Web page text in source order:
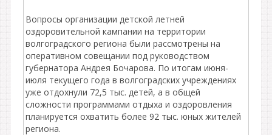
Вопросы организации детской летней
оздоровительной кампании на территории
волгоградского региона были рассмотрены на
оперативном совещании под руководством
губернатора Андрея Бочарова. По итогам июня-
июля текущего года в волгоградских учреждениях
уже отдохнули 72,5 тыс. детей, а в общей
сложности программами отдыха и оздоровления
планируется охватить более 92 тыс. юных жителей
региона.